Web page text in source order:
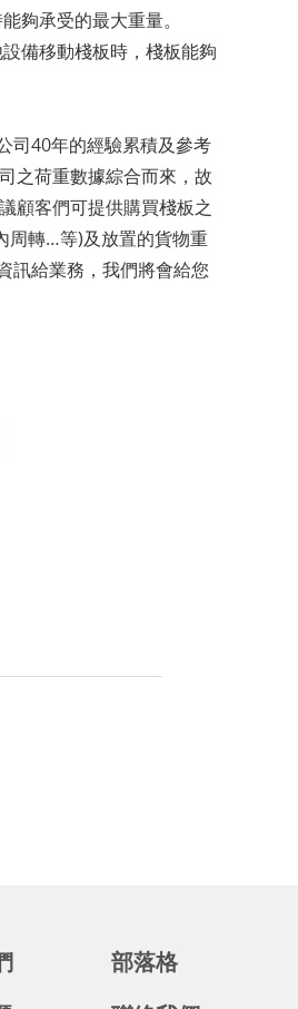
夠承受的最大重量。
備移動棧板時，棧板能夠
司40年的經驗累積及參考
之荷重數據綜合而來，故
顧客們可提供購買棧板之
周轉…等)及放置的貨物重
訊給業務，我們將會給您
部落格